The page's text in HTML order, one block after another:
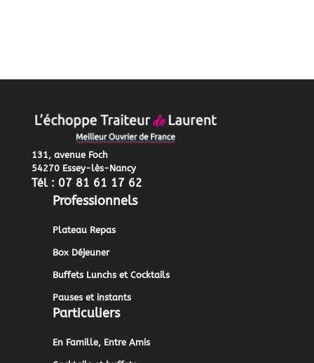
131, avenue Foch
54270 Essey-lès-Nancy
Tél : 07 81 61 17 62
Professionnels
Plateau Repas
Box Déjeuner
Buffets Lunchs et Cocktails
Pauses et instants
Particuliers
En Famille, Entre Amis